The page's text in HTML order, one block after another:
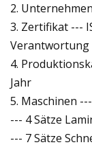
2.
3. Zertifikat ---
Verantwortung
4.
Jahr
5. Maschinen
--- 4 Sätze
--- 7 Sätze